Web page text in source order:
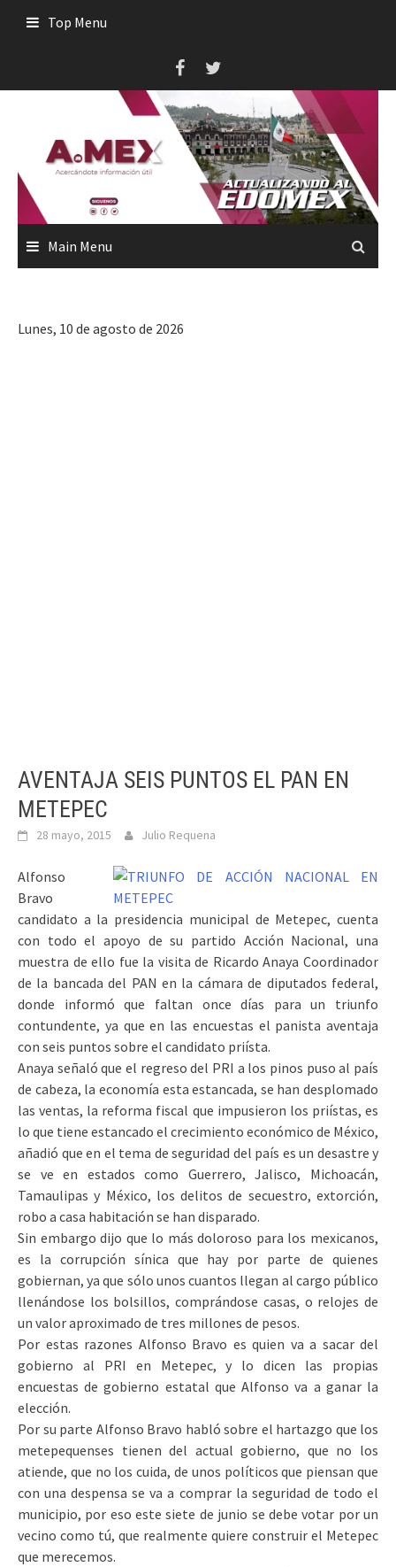
Top Menu
Main Menu
Lunes, 10 de agosto de 2026
AVENTAJA SEIS PUNTOS EL PAN EN
METEPEC
28 mayo, 2015 Julio Requena
Alfonso
Bravo
candidato a la presidencia municipal de Metepec, cuenta
con todo el apoyo de su partido Acción Nacional, una
muestra de ello fue la visita de Ricardo Anaya Coordinador
de la bancada del PAN en la cámara de diputados federal,
donde informó que faltan once días para un triunfo
contundente, ya que en las encuestas el panista aventaja
con seis puntos sobre el candidato priísta.
Anaya señaló que el regreso del PRI a los pinos puso al país
de cabeza, la economía esta estancada, se han desplomado
las ventas, la reforma fiscal que impusieron los priístas, es
lo que tiene estancado el crecimiento económico de México,
añadió que en el tema de seguridad del país es un desastre y
se ve en estados como Guerrero, Jalisco, Michoacán,
Tamaulipas y México, los delitos de secuestro, extorción,
robo a casa habitación se han disparado.
Sin embargo dijo que lo más doloroso para los mexicanos,
es la corrupción sínica que hay por parte de quienes
gobiernan, ya que sólo unos cuantos llegan al cargo público
llenándose los bolsillos, comprándose casas, o relojes de
un valor aproximado de tres millones de pesos.
Por estas razones Alfonso Bravo es quien va a sacar del
gobierno al PRI en Metepec, y lo dicen las propias
encuestas de gobierno estatal que Alfonso va a ganar la
elección.
Por su parte Alfonso Bravo habló sobre el hartazgo que los
metepequenses tienen del actual gobierno, que no los
atiende, que no los cuida, de unos políticos que piensan que
con una despensa se va a comprar la seguridad de todo el
municipio, por eso este siete de junio se debe votar por un
vecino como tú, que realmente quiere construir el Metepec
que merecemos.